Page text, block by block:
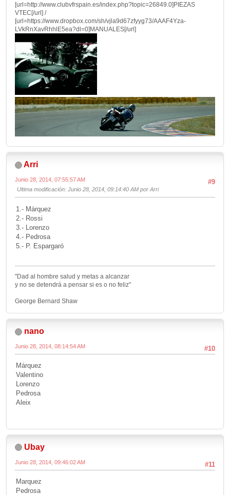
[url=http://www.clubvfrspain.es/index.php?topic=26849.0]PIEZAS
VTEC[/url] /
[url=https://www.dropbox.com/sh/vjla9d67zfyyg73/AAAF4Yza-
LVkRnXavRhhlE5ea?dl=0]MANUALES[/url]
Arri
#9
Junio 28, 2014, 07:55:57 AM
Ultima modificación: Junio 28, 2014, 09:14:40 AM por Arri
1.- Márquez
2.- Rossi
3.- Lorenzo
4.- Pedrosa
5.- P. Espargaró
"Dad al hombre salud y metas a alcanzar
y no se detendrá a pensar si es o no feliz"
George Bernard Shaw
nano
#10
Junio 28, 2014, 08:14:54 AM
Márquez
Valentino
Lorenzo
Pedrosa
Aleix
Ubay
#11
Junio 28, 2014, 09:46:02 AM
Marquez
Pedrosa